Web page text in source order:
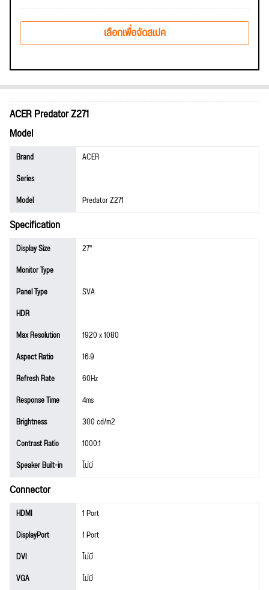
เลือกเพื่อจัดสเปค
ACER Predator Z271
Model
Brand
ACER
Series
Model
Predator Z271
Specification
Display Size
27"
Monitor Type
Panel Type
SVA
HDR
Max Resolution
1920 x 1080
Aspect Ratio
16:9
Refresh Rate
60Hz
Response Time
4ms
Brightness
300 cd/m2
Contrast Ratio
1000:1
Speaker Built-in
ไม่มี
Connector
HDMI
1 Port
DisplayPort
1 Port
DVI
ไม่มี
VGA
ไม่มี